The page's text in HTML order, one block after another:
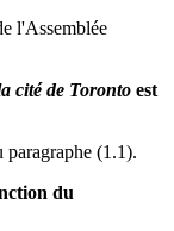
l'Assemblée
cité de Toronto est
paragraphe (1.1).
du